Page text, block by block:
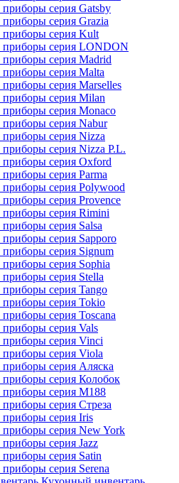
серия Gatsby
серия Grazia
серия Kult
приборы серия LONDON
серия Madrid
серия Malta
серия Marselles
серия Milan
серия Monaco
серия Nabur
серия Nizza
серия Nizza P.L.
серия Oxford
серия Parma
серия Polywood
серия Provence
серия Rimini
серия Salsa
серия Sapporo
серия Signum
серия Sophia
серия Stella
серия Tango
серия Tokio
серия Toscana
серия Vals
серия Vinci
серия Viola
серия Аляска
серия Колобок
приборы серия М188
серия Стреза
серия Iris
серия New York
серия Jazz
серия Satin
серия Serena